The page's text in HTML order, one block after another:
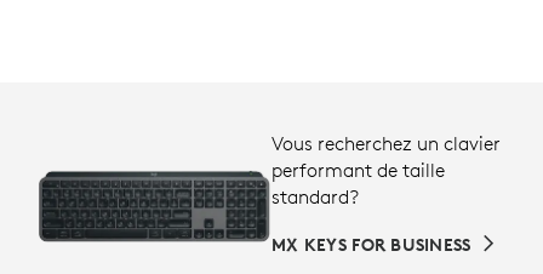
Vous recherchez un clavier
performant de taille
standard?
MX KEYS FOR BUSINESS